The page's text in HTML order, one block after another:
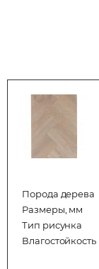
Порода дерева
Размеры, мм
Тип рисунка
Влагостойкость